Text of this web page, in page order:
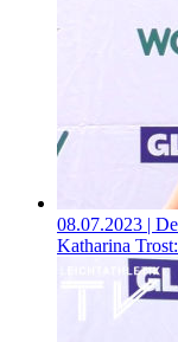
08.07.2023 |
Katharina